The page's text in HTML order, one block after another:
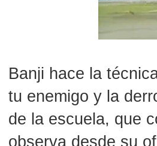
Banji hace la
tu enemigo y la
de la escuela, que
observa desde su